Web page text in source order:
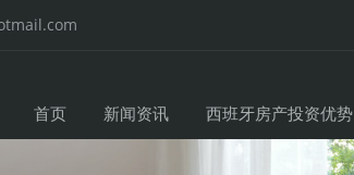
首页 新闻资讯 西班牙房产投资优势